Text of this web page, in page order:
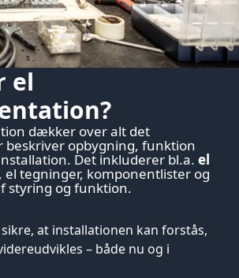
el
dækker over alt det
beskriver opbygning, funktion
Det inkluderer bl.a. el
el tegninger, komponentlister og
styring og funktion.
at installationen kan forstås,
– både nu og i